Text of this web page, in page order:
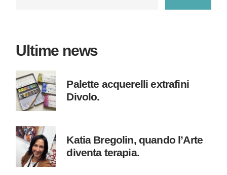
Ultime news
Palette acquerelli extrafini
Divolo.
Katia Bregolin, quando l’Arte
diventa terapia.